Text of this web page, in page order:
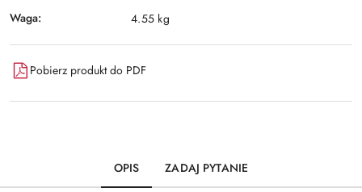
Waga: 4.55 kg
Pobierz produkt do PDF
OPIS ZADAJ PYTANIE